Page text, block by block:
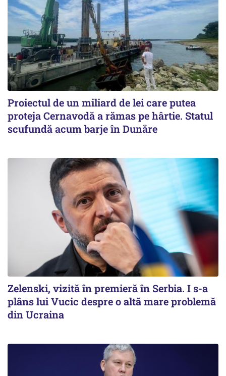
Proiectul de un miliard de lei care putea
proteja Cernavodă a rămas pe hârtie. Statul
scufundă acum barje în Dunăre
Zelenski, vizită în premieră în Serbia. I s-a
plâns lui Vucic despre o altă mare problemă
din Ucraina